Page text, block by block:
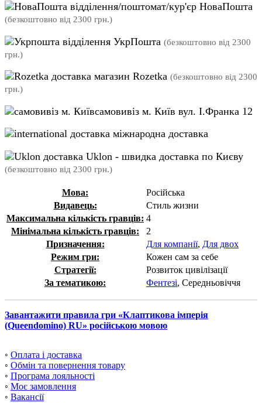
відділення/поштомат/кур'єр НоваПошта
(безкоштовно від 2300 грн.)
відділення УкрПошта (безкоштовно від 2300
грн.)
магазин Rozetka (безкоштовно від 2300
грн.)
самовивіз м. Київ вул. І.Франка 12
міжнародна доставка
Uklon - швидка доставка по Києву
(безкоштовно від 2300 грн.)
Мова:
Російська
Видавець:
Стиль жизни
Максимальна кількість гравців: 4
Мінімальна кількість гравців:
2
Призначення:
Для компанії, Для двох
Режим гри:
Кожен сам за себе
Стратегії:
Розвиток цивілізації
За тематикою:
Фентезі, Середньовіччя
Завантажити правила гри «Клаптикова імперія
(Queendomino) RU» російською мовою
◦ Оплата і доставка
◦ Обмін та повернення товару
◦ Програма лояльності
◦ Моє замовлення
◦ Вакансії